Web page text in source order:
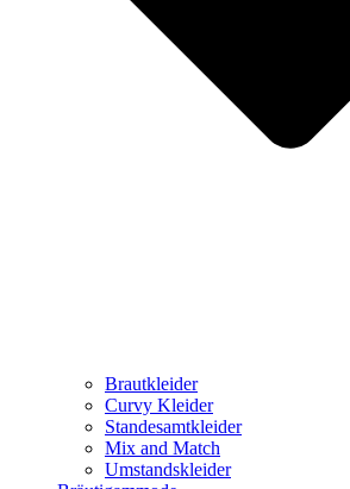
Brautkleider
Curvy Kleider
Standesamtkleider
Mix and Match
Umstandskleider